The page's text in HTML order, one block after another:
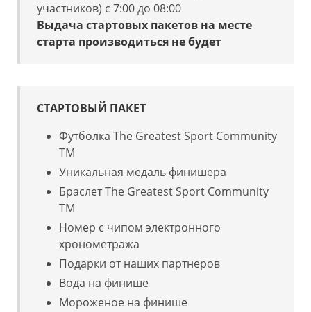
участников) с 7:00 до 08:00
Выдача стартовых пакетов на месте
старта производиться не будет
СТАРТОВЫЙ ПАКЕТ
Футболка The Greatest Sport Community
TM
Уникальная медаль финишера
Браслет The Greatest Sport Community
TM
Номер с чипом электронного
хронометража
Подарки от наших партнеров
Вода на финише
Мороженое на финише